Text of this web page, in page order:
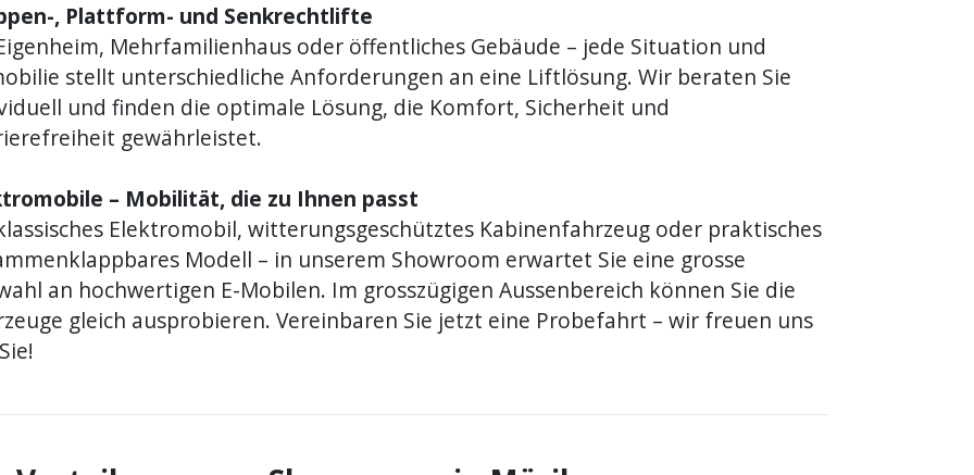
, Plattform- und Senkrechtlifte
Mehrfamilienhaus oder öffentliches Gebäude – jede Situation und
stellt unterschiedliche Anforderungen an eine Liftlösung. Wir beraten Sie
und finden die optimale Lösung, die Komfort, Sicherheit und
gewährleistet.
– Mobilität, die zu Ihnen passt
Elektromobil, witterungsgeschütztes Kabinenfahrzeug oder praktisches
Modell – in unserem Showroom erwartet Sie eine grosse
an hochwertigen E-Mobilen. Im grosszügigen Aussenbereich können Sie die
gleich ausprobieren. Vereinbaren Sie jetzt eine Probefahrt – wir freuen uns